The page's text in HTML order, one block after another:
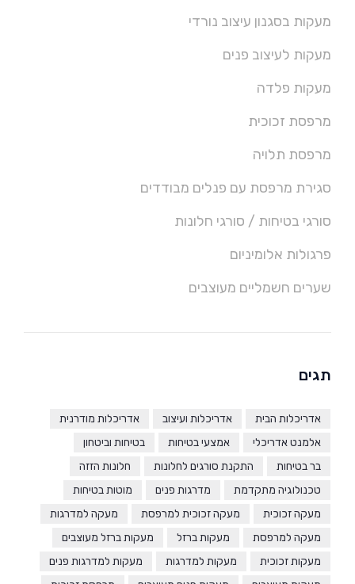
מעקות בסגנון עיצוב נורדי
מעקות לעיצוב פנים
מעקות פלדה
מרפסת זכוכית
מרפסת תלויה
סגירת מרפסת עם פנלים מבודדים
סורגי בטיחות / סורגי חלונות
פרגולות אלומיניום
שערים חשמליים מעוצבים
תגים
אדריכלות הבית אדריכלות ועיצוב
אדריכלות מודרנית
אלמנט אדריכלי
אמצעי בטיחות
בטיחות וביטחון
בר בטיחות
התקנת סורגים לחלונות
חלונות הזזה
טכנולוגיה מתקדמת
מדרגות פנים
מוטות בטיחות
מעקה זכוכית
מעקה זכוכית למרפסת
מעקה למדרגות
מעקה למרפסת
מעקות ברזל
מעקות ברזל מעוצבים
מעקות זכוכית
מעקות למדרגות
מעקות למדרגות פנים